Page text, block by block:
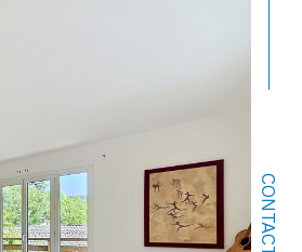
CONTACT